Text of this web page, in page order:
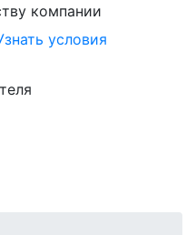
компании
условия